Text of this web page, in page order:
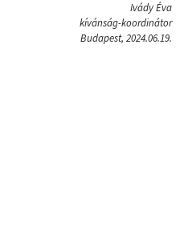
Ivády Éva
kívánság-koordinátor
Budapest, 2024.06.19.